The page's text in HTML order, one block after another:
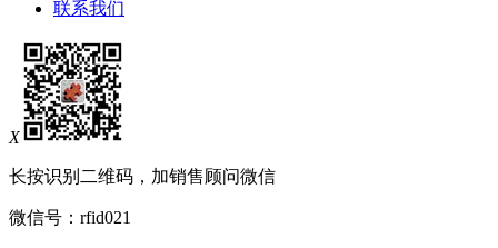
联系我们
X
长按识别二维码，加销售顾问微信
微信号： rfid021